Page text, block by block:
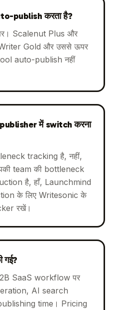
publish करता है?
Scalenut Plus और
Gold और उससे ऊपर
auto-publish नहीं
में switch करना
tracking है, नहीं,
team की bottleneck
है, हाँ, Launchmind
के लिए Writesonic के
रखें।
गई?
SaaS workflow पर
AI search
time। Pricing